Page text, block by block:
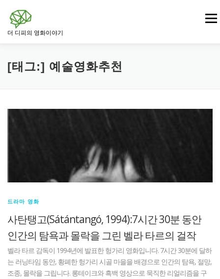
바
더 디피의 영화이야기
메뉴
영화 드라마 영화 범죄 · 느와르 영화
[태그:] 예술영화추천
드라마 영화
사탄탱고(Sátántangó, 1994):7시간 30분 동안
인간의 탐욕과 몰락을 그린 벨라 타르의 걸작
벨라 타르 감독이 1994년에 발표한 헝가리 영화입니다. 7시간 30분에 달하
는 러닝타임 동안, 황폐한 헝가리 시골 마을을 배경으로 인간의 탐욕, 절망,
조종, 몰락을 그립니다. 롱테이크와 흑백 영상으로 묵직한 리얼리즘을 구